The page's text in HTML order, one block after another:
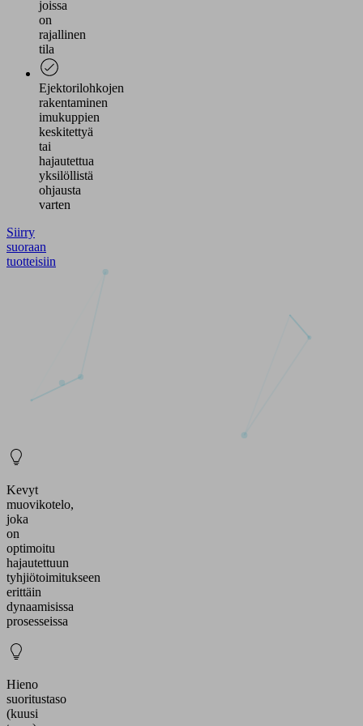
joissa
on
rajallinen
tila
Ejektorilohkojen
rakentaminen
imukuppien
keskitettyä
tai
hajautettua
yksilöllistä
ohjausta
varten
Siirry
suoraan
tuotteisiin
Kevyt
muovikotelo,
joka
on
optimoitu
hajautettuun
tyhjiötoimitukseen
erittäin
dynaamisissa
prosesseissa
Hieno
suoritustaso
(kuusi